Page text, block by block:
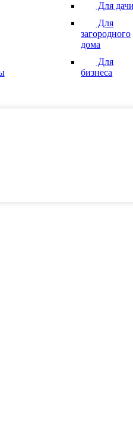
Для
Для
загородного
дома
Для
бизнеса